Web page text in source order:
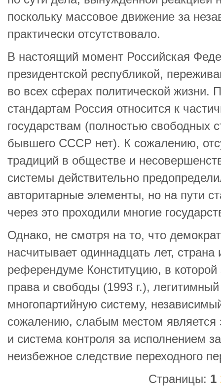
поскольку массовое движение за
практически отсутствовало.
В настоящий момент Российская
президентской республикой,
во всех сферах политической жизни.
стандартам Россия относится к
государствам (полностью свободных
бывшего СССР нет). К сожалению,
традиций в обществе и
системы действительно
авторитарные элементы, но на пути
через это проходили многие
Однако, не смотря на то, что
насчитывает одиннадцать лет,
референдуме Конституцию, в
права и свободы (1993 г.),
многопартийную систему,
сожалению, слабым местом является
и система контроля за исполнением
неизбежное следствие переходного
Страницы: 1